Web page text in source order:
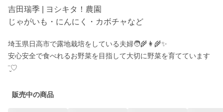
吉田瑞季 | ヨシキタ！農園
じゃがいも・にんにく・カボチャなど
埼玉県日高市で露地栽培をしている夫婦🧑‍🌾👩‍🌾✨
安心安全で食べれるお野菜を目指して大切に野菜を育てています
¨̮♡
販売中の商品